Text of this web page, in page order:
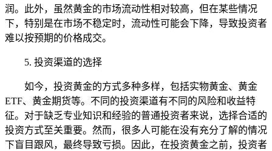
润。此外，虽然黄金的市场流动性相对较高，但在某些情况
下，特别是在市场不稳定时，流动性可能会下降，导致投资者
难以按预期的价格成交。
5. 投资渠道的选择
如今，投资黄金的方式多种多样，包括实物黄金、黄金
ETF、黄金期货等。不同的投资渠道有不同的风险和收益特
征。对于缺乏专业知识和经验的普通投资者来说，选择合适的
投资方式至关重要。然而，很多人可能在没有充分了解的情况
下盲目跟风，最终导致亏损。因此，在投资黄金之前，投资者